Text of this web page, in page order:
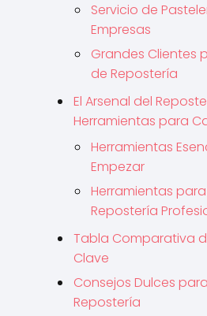
Servicio de
Empresas
Grandes Clientes
de Repostería
El Arsenal del
Herramientas para
Herramientas
Empezar
Herramientas
Repostería
Tabla Comparativa
Clave
Consejos Dulces
Repostería